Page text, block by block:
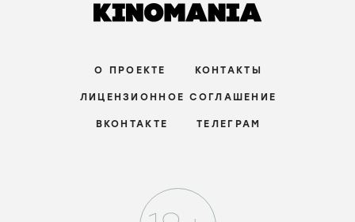
О ПРОЕКТЕ КОНТАКТЫ
ЛИЦЕНЗИОННОЕ СОГЛАШЕНИЕ
ВКОНТАКТЕ ТЕЛЕГРАМ